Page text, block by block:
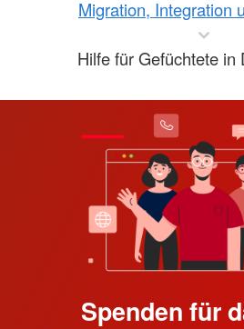
Migration, Integration
Hilfe für Gefüchtete in
Spenden für